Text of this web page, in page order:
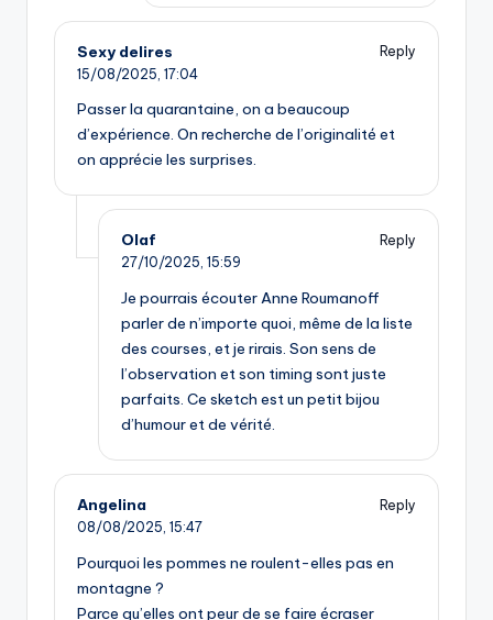
Sexy delires
Reply
15/08/2025, 17:04
Passer la quarantaine, on a beaucoup
d’expérience. On recherche de l’originalité et
on apprécie les surprises.
Olaf
Reply
27/10/2025, 15:59
Je pourrais écouter Anne Roumanoff
parler de n’importe quoi, même de la liste
des courses, et je rirais. Son sens de
l’observation et son timing sont juste
parfaits. Ce sketch est un petit bijou
d’humour et de vérité.
Angelina
Reply
08/08/2025, 15:47
Pourquoi les pommes ne roulent-elles pas en
montagne ?
Parce qu’elles ont peur de se faire écraser